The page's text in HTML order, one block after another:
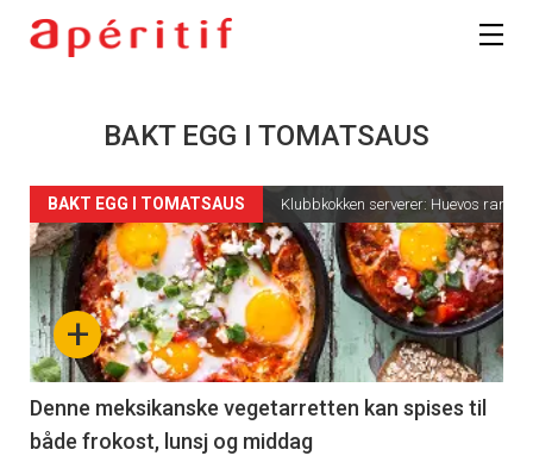
BAKT EGG I TOMATSAUS
+
BAKT EGG I TOMATSAUS Klubbkokken serverer: Huevos
Denne meksikanske vegetarretten kan spises til
både frokost, lunsj og middag